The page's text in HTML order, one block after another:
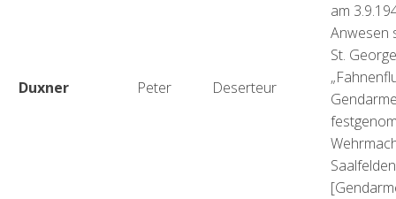
Duxner Peter Deserteur
am
Anwesen
St.